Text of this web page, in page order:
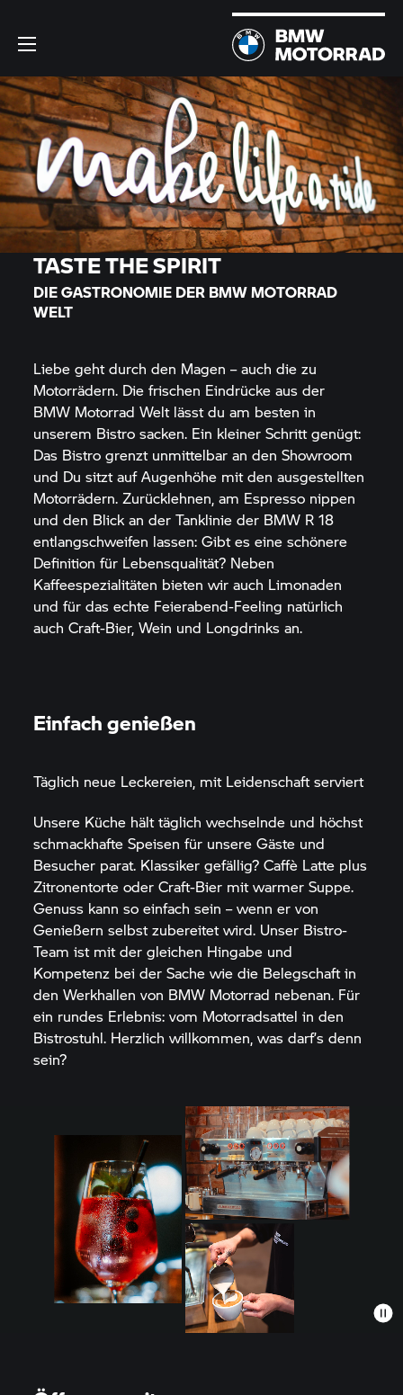
TASTE THE SPIRIT
DIE GASTRONOMIE DER BMW MOTORRAD
WELT
Liebe geht durch den Magen – auch die zu
Motorrädern. Die frischen Eindrücke aus der
BMW Motorrad Welt lässt du am besten in
unserem Bistro sacken. Ein kleiner Schritt genügt:
Das Bistro grenzt unmittelbar an den Showroom
und Du sitzt auf Augenhöhe mit den ausgestellten
Motorrädern. Zurücklehnen, am Espresso nippen
und den Blick an der Tanklinie der BMW R 18
entlangschweifen lassen: Gibt es eine schönere
Definition für Lebensqualität? Neben
Kaffeespezialitäten bieten wir auch Limonaden
und für das echte Feierabend-Feeling natürlich
auch Craft-Bier, Wein und Longdrinks an.
Einfach genießen
Täglich neue Leckereien, mit Leidenschaft serviert
Unsere Küche hält täglich wechselnde und höchst
schmackhafte Speisen für unsere Gäste und
Besucher parat. Klassiker gefällig? Caffè Latte plus
Zitronentorte oder Craft-Bier mit warmer Suppe.
Genuss kann so einfach sein – wenn er von
Genießern selbst zubereitet wird. Unser Bistro-
Team ist mit der gleichen Hingabe und
Kompetenz bei der Sache wie die Belegschaft in
den Werkhallen von BMW Motorrad nebenan. Für
ein rundes Erlebnis: vom Motorradsattel in den
Bistrostuhl. Herzlich willkommen, was darf’s denn
sein?